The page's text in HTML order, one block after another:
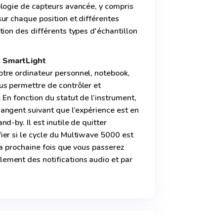
de capteurs avancée, y compris
chaque position et différentes
des différents types d'échantillon
SmartLight
ordinateur personnel, notebook,
permettre de contrôler et
fonction du statut de l’instrument,
suivant que l’expérience est en
by. Il est inutile de quitter
si le cycle du Multiwave 5000 est
fois que vous passerez
des notifications audio et par